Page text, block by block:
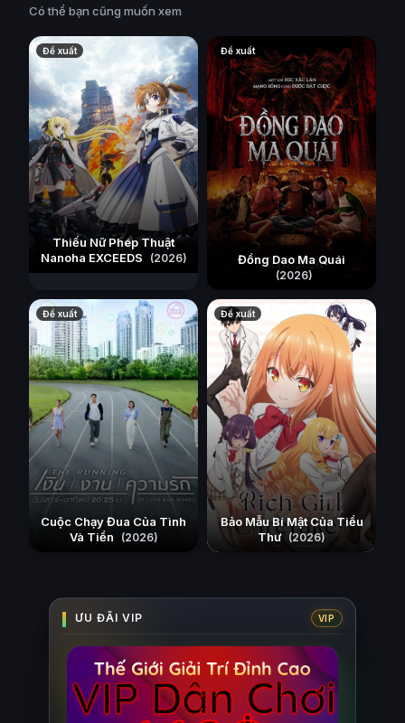
Có thể bạn cũng muốn xem
Đề xuất
Thiếu Nữ Phép Thuật
Nanoha EXCEEDS
(2026)
Đề xuất
Đồng Dao Ma Quái
(2026)
Đề xuất
Cuộc Chạy Đua Của Tình
Và Tiền
(2026)
Đề xuất
Bảo Mẫu Bí Mật Của Tiểu
Thư (2026)